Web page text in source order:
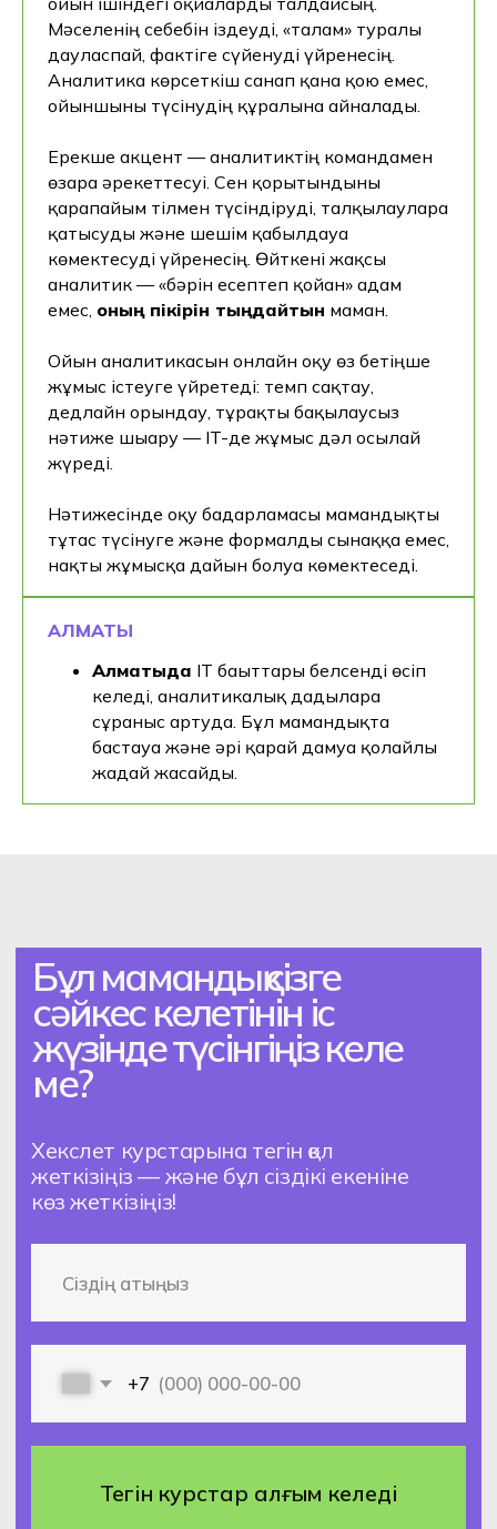
Мәселенің себебін іздеуді, «талғам» туралы
дауласпай, фактіге сүйенуді үйренесің.
Аналитика көрсеткіш санап қана қою емес,
ойыншыны түсінудің құралына айналады.
Ерекше акцент — аналитиктің командамен
өзара әрекеттесуі. Сен қорытындыны
қарапайым тілмен түсіндіруді, талқылауларға
қатысуды және шешім қабылдауға
көмектесуді үйренесің. Өйткені жақсы
аналитик — «бәрін есептеп қойған» адам
емес, оның пікірін тыңдайтын маман.
Ойын аналитикасын онлайн оқу өз бетіңше
жұмыс істеуге үйретеді: темп сақтау,
дедлайн орындау, тұрақты бақылаусыз
нәтиже шығару — IT-де жұмыс дәл осылай
жүреді.
Нәтижесінде оқу бағдарламасы мамандықты
тұтас түсінуге және формалды сынаққа емес,
нақты жұмысқа дайын болуға көмектеседі.
АЛМАТЫ
Алматыда IT бағыттары белсенді өсіп
келеді, аналитикалық дағдыларға
сұраныс артуда. Бұл мамандықта
бастауға және әрі қарай дамуға қолайлы
жағдай жасайды.
Толық оқу бағдарламасын
және оқу платформасына